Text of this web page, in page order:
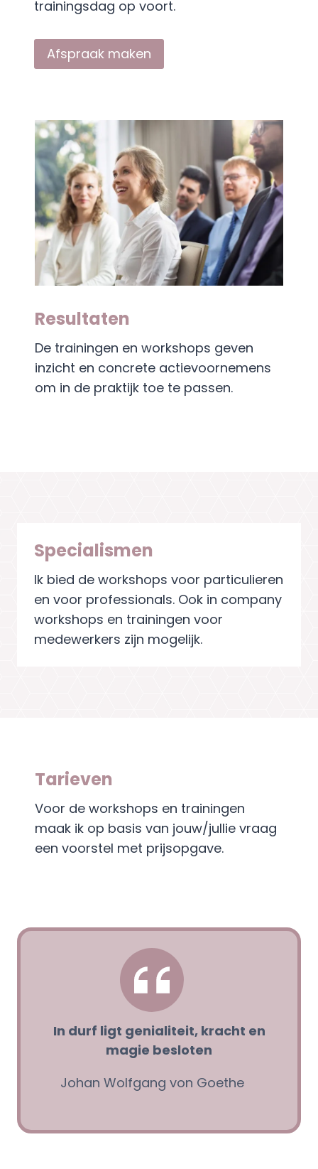
trainingsdag op voort.
Afspraak maken
Resultaten
De trainingen en workshops geven
inzicht en concrete actievoornemens
om in de praktijk toe te passen.
Specialismen
Ik bied de workshops voor particulieren
en voor professionals. Ook in company
workshops en trainingen voor
medewerkers zijn mogelijk.
Tarieven
Voor de workshops en trainingen
maak ik op basis van jouw/jullie vraag
een voorstel met prijsopgave.
In durf ligt genialiteit, kracht en
magie besloten
Johan Wolfgang von Goethe